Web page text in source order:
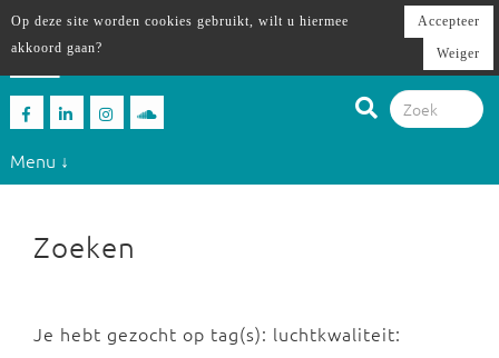
Menu ↓
Zoeken
Je hebt gezocht op tag(s): luchtkwaliteit:
Op deze site worden cookies gebruikt, wilt u hiermee
akkoord gaan?
Accepteer
Weiger